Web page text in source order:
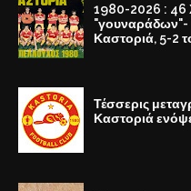
1980-2026 : 46
"γουναράδων"-
Καστοριά, 5-2
Τέσσερις
Καστοριά